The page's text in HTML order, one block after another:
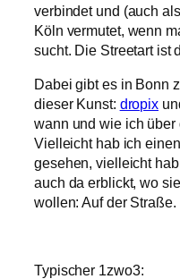
verbindet und (auch
Köln vermutet, wenn
sucht. Die Streetart ist
Dabei gibt es in Bonn
dieser Kunst: dropix
wann und wie ich
Vielleicht hab ich
gesehen, vielleicht
auch da erblickt, wo
wollen: Auf der Straße.
Typischer 1zwo3: